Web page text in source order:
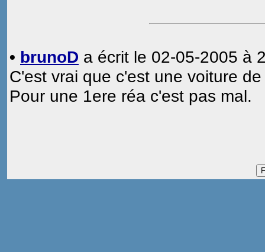
• brunoD a écrit le 02-05-2005 à
C'est vrai que c'est une voiture
Pour une 1ere réa c'est pas mal.